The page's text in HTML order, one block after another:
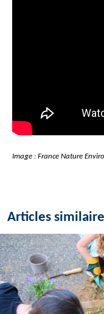
Image : France Nature
Articles